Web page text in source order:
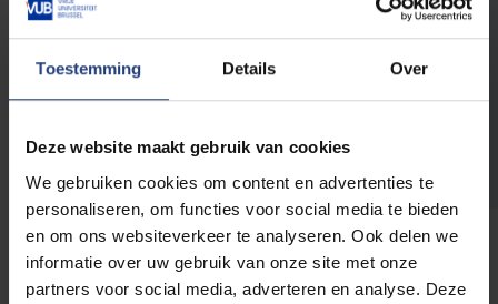
Toestemming Details Over
Deze website maakt gebruik van cookies
We gebruiken cookies om content en advertenties te
personaliseren, om functies voor social media te bieden
en om ons websiteverkeer te analyseren. Ook delen we
informatie over uw gebruik van onze site met onze
partners voor social media, adverteren en analyse. Deze
De volledige URL van de pagina waar je de fout zag.